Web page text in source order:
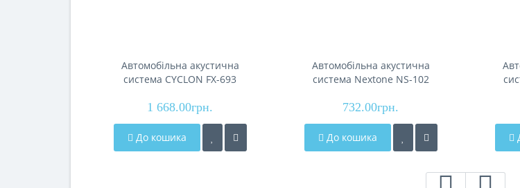
Автомобільна акустична
система CYCLON FX-693
1 668.00грн.
До кошика
Автомобільна акустична
система Nextone NS-102
732.00грн.
До кошика